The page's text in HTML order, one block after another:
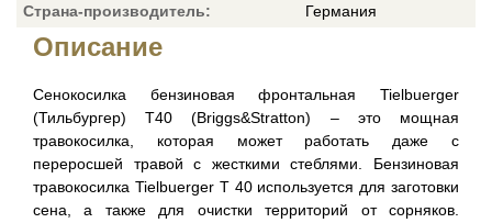
Страна-производитель:
Германия
Описание
Сенокосилка бензиновая фронтальная Tielbuerger
(Тильбургер) T40 (Briggs&Stratton) – это мощная
травокосилка, которая может работать даже с
переросшей травой с жесткими стеблями. Бензиновая
травокосилка Tielbuerger T 40 используется для заготовки
сена, а также для очистки территорий от сорняков.